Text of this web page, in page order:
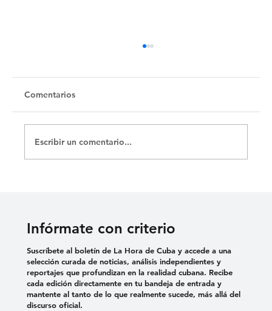
Comentarios
Escribir un comentario...
Infórmate con criterio
Suscríbete al boletín de La Hora de Cuba y accede a una
selección curada de noticias, análisis independientes y
reportajes que profundizan en la realidad cubana. Recibe
cada edición directamente en tu bandeja de entrada y
mantente al tanto de lo que realmente sucede, más allá del
discurso oficial.